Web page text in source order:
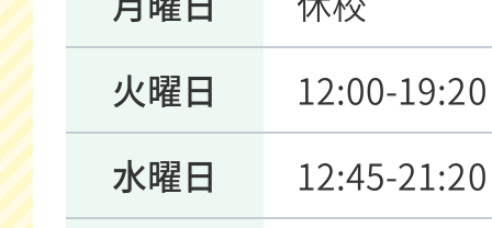
火曜日
12:00-19:20
水曜日
12:45-21:20